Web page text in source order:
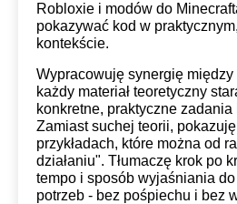
Robloxie i modów do
pokazywać kod w
kontekście.
Wypracowuję synergię między
każdy materiał teoretyczny
konkretne, praktyczne zadania
Zamiast suchej teorii,
przykładach, które można od
działaniu". Tłumaczę krok po
tempo i sposób wyjaśniania
potrzeb - bez pośpiechu i bez